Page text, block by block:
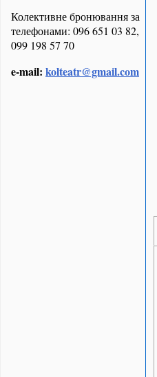
Колективне бронювання за
телефонами: 096 651 03 82,
099 198 57 70
e-mail: kolteatr@gmail.com